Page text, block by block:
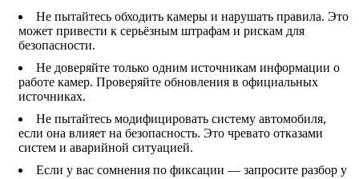
Не пытайтесь обходить камеры и нарушать правила. Это
может привести к серьёзным штрафам и рискам для
безопасности.
Не доверяйте только одним источникам информации о
работе камер. Проверяйте обновления в официальных
источниках.
Не пытайтесь модифицировать систему автомобиля,
если она влияет на безопасность. Это чревато отказами
систем и аварийной ситуацией.
Если у вас сомнения по фиксации — запросите разбор у